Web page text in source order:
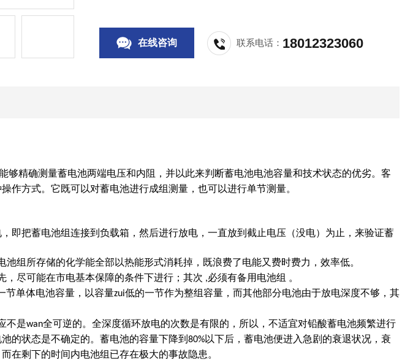
在线咨询 联系电话： 18012323060
够精确测量蓄电池两端电压和内阻，并以此来判断蓄电池电池容量和技术状态的优劣。客
作方式。它既可以对蓄电池进行成组测量，也可以进行单节测量。
即把蓄电池组连接到负载箱，然后进行放电，一直放到截止电压（没电）为止，来验证蓄
池组所存储的化学能全部以热能形式消耗掉，既浪费了电能又费时费力，效率低。
，尽可能在市电基本保障的条件下进行；其次 ,必须有备用电池组 。
节单体电池容量，以容量zui低的一节作为整组容量，而其他部分电池由于放电深度不够，其
不是wan全可逆的。全深度循环放电的次数是有限的，所以，不适宜对铅酸蓄电池频繁进行
的状态是不确定的。蓄电池的容量下降到 80%以下后，蓄电池便进入急剧的衰退状况，衰
在剩下的时间内电池组已存在极大的事故隐患。